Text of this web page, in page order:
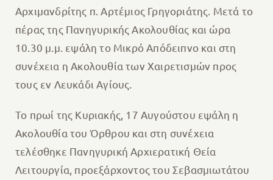
Αρχιμανδρίτης π. Αρτέμιος Γρηγοριάτης. Μετά το
πέρας της Πανηγυρικής Ακολουθίας και ώρα
10.30 μ.μ. εψάλη το Μικρό Απόδειπνο και στη
συνέχεια η Ακολουθία των Χαιρετισμών προς
τους εν Λευκάδι Αγίους.
Το πρωί της Κυριακής, 17 Αυγούστου εψάλη η
Ακολουθία του Όρθρου και στη συνέχεια
τελέσθηκε Πανηγυρική Αρχιερατική Θεία
Λειτουργία, προεξάρχοντος του Σεβασμιωτάτου